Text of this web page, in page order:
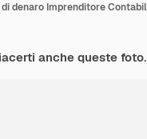
anche queste foto.